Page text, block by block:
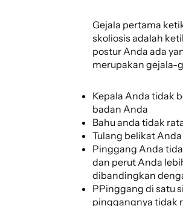
Gejala pertama
skoliosis adalah
postur Anda ada
merupakan gejala-
Kepala Anda tidak
badan Anda
Bahu anda tidak
Tulang belikat
Pinggang Anda
dan perut Anda
dibandingkan
PPinggang di satu
pinggangnya tidak